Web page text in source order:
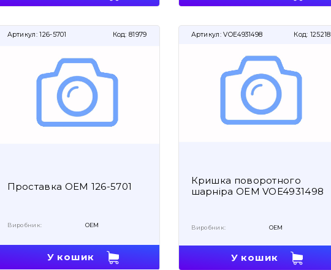
Артикул: 126-5701 Код: 81979
Проставка OEM 126-5701
Виробник: OEM
У кошик
Артикул: VOE4931498 Код: 125218
Кришка поворотного
шарніра OEM VOE4931498
Виробник: OEM
У кошик